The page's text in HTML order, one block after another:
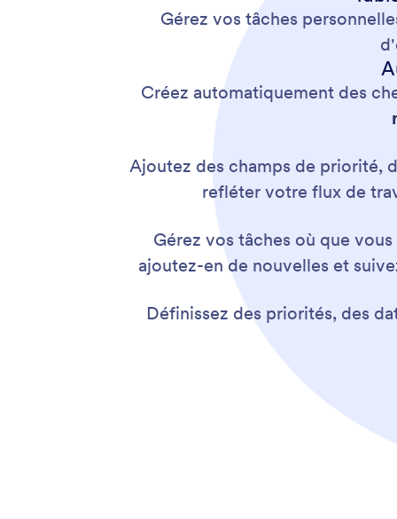
Gérez vos tâches
Créez automatiquement des
Ajoutez des champs de priorité,
refléter votre flux de
Gérez vos tâches où que
ajoutez-en de nouvelles et
Définissez des priorités, des